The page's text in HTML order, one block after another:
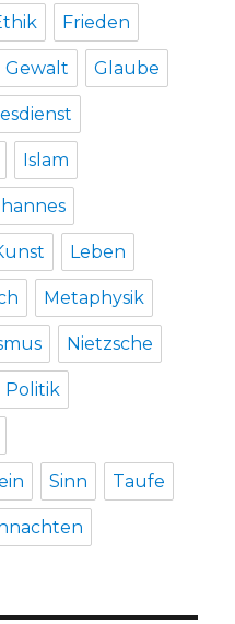
Frieden
Gewalt Glaube
Islam
Leben
Metaphysik
Nietzsche
Politik
Sinn Taufe